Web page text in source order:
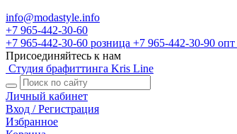
info@modastyle.info
+7 965-442-30-60
+7 965-442-30-60 розница +7 965-442-30-90 опт
Присоединяйтесь к нам
Студия брафиттинга Kris Line
Личный кабинет
Вход / Регистрация
Избранное